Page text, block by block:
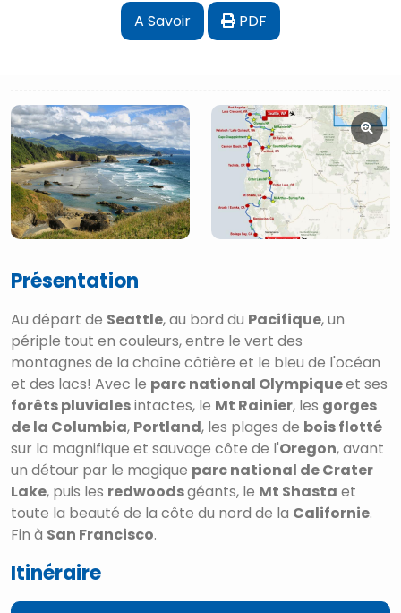
A Savoir PDF
Présentation
Au départ de Seattle, au bord du Pacifique, un
périple tout en couleurs, entre le vert des
montagnesde la chaîne côtière et le bleu de l'océan
et des lacs! Avec le parc national Olympiqueet ses
forêts pluvialesintactes, le Mt Rainier, les gorges
de la Columbia, Portland, les plages de bois flotté
sur la magnifique et sauvage côte de l'Oregon, avant
un détour par le magique parc national de Crater
Lake, puis les redwoodsgéants, le Mt Shasta et
toute la beauté de la côte du nord de la Californie.
Fin à San Francisco.
Itinéraire